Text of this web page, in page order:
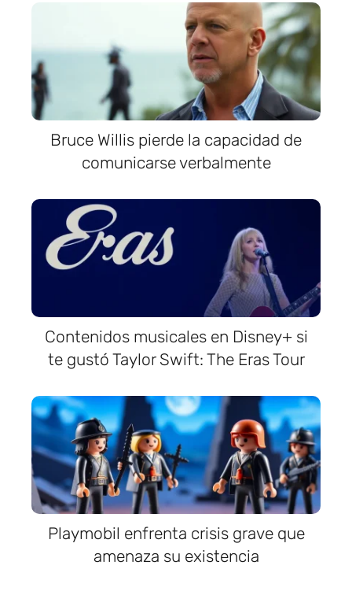
Bruce Willis pierde la capacidad de
comunicarse verbalmente
Contenidos musicales en Disney+ si
te gustó Taylor Swift: The Eras Tour
Playmobil enfrenta crisis grave que
amenaza su existencia